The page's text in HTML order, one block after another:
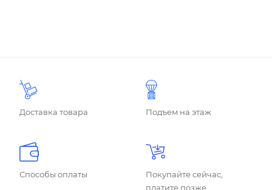
Доставка товара Подъем на этаж
Способы оплаты
Покупайте сейчас,
платите позже